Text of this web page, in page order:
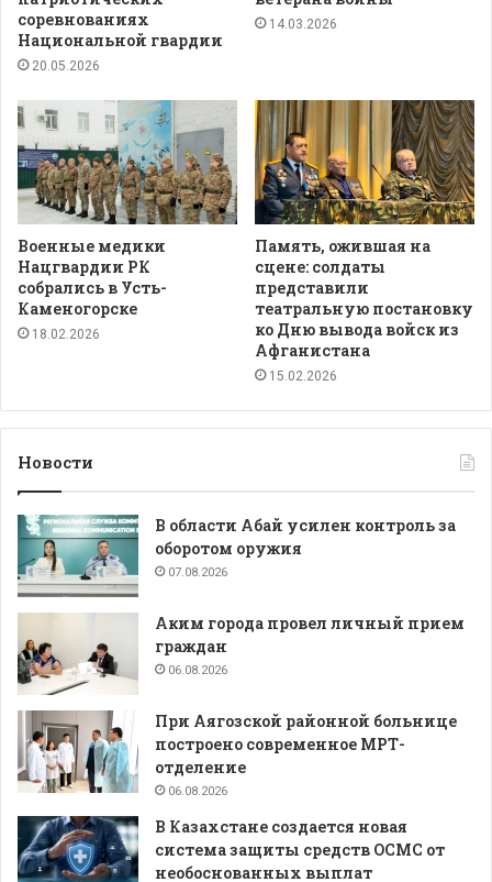
соревнованиях
Национальной гвардии
20.05.2026
14.03.2026
Военные медики
Нацгвардии РК
собрались в Усть-
Каменогорске
18.02.2026
Память, ожившая на
сцене: солдаты
представили
театральную постановку
ко Дню вывода войск из
Афганистана
15.02.2026
Новости
В области Абай усилен контроль за
оборотом оружия
07.08.2026
Аким города провел личный прием
граждан
06.08.2026
При Аягозской районной больнице
построено современное МРТ-
отделение
06.08.2026
В Казахстане создается новая
система защиты средств ОСМС от
необоснованных выплат